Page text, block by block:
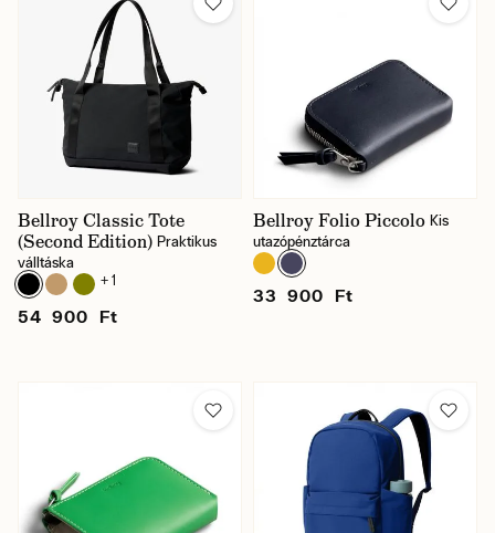
Bellroy Classic Tote
(Second Edition) Praktikus
válltáska
+ 1
54 900 Ft
Bellroy Folio Piccolo Kis
utazópénztárca
33 900 Ft